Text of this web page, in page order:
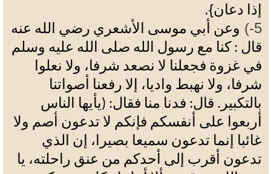
إذا دعان}
.
5-)
وعن أبي موسى الأشعري رضي الله عنه
قال : كنا مع رسول الله صلى الله عليه وسلم
في غزوة فجعلنا لا نصعد شرفا، ولا نعلوا
شرفا، ولا نهبط واديا، إلا رفعنا أصواتنا
بالتكبير. قال: فدنا منا فقال: (يأيها الناس
أربعوا على أنفسكم فإنكم لا تدعون أصم ولا
غائبا إنما تدعون سميعا بصيرا، إن الذي
تدعون أقرب إلى أحدكم من عنق راحلته، يا